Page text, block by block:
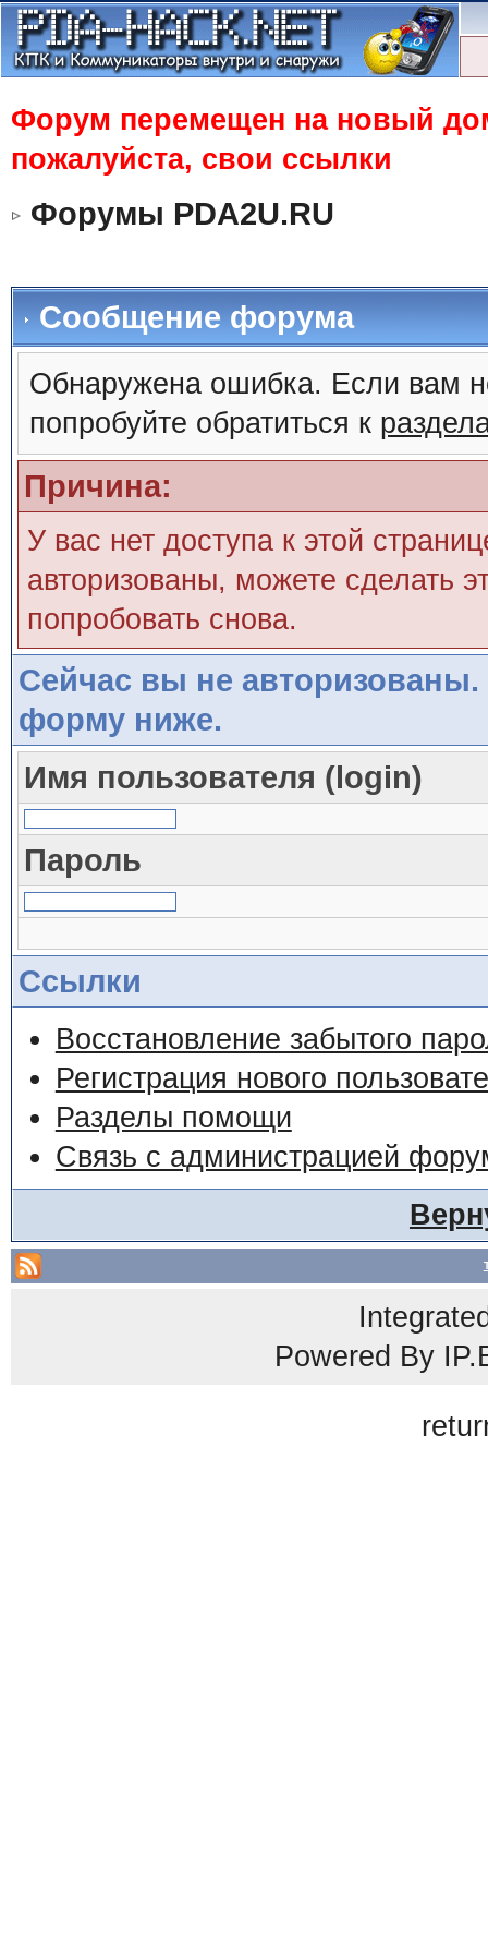
Форум перемещен на новый
пожалуйста, свои ссылки
Форумы PDA2U.RU
Сообщение форума
Обнаружена ошибка. Если вам
попробуйте обратиться к
Причина:
У вас нет доступа к этой
авторизованы, можете сделать
попробовать снова.
Сейчас вы не авторизованы.
форму ниже.
Имя пользователя (login)
Пароль
Ссылки
Восстановление забытого
Регистрация нового
Разделы помощи
Связь с администрацией
Powered By